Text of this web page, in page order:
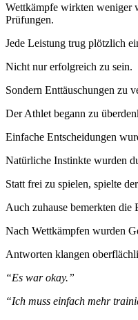
Wettkämpfe wirkten weniger
Prüfungen.
Jede Leistung trug plötzlich
Nicht nur erfolgreich zu sein.
Sondern Enttäuschungen zu
Der Athlet begann zu
Einfache Entscheidungen
Natürliche Instinkte wurden
Statt frei zu spielen, spielte
Auch zuhause bemerkten die
Nach Wettkämpfen wurden
Antworten klangen
“Es war okay.”
“Ich muss einfach mehr